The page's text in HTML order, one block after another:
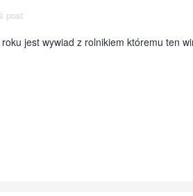
post
jest wywiad z rolnikiem któremu ten